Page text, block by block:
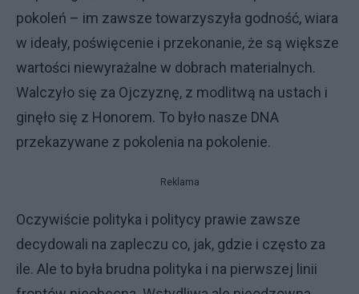
pokoleń – im zawsze towarzyszyła godność, wiara
w ideały, poświęcenie i przekonanie, że są większe
wartości niewyrażalne w dobrach materialnych.
Walczyło się za Ojczyznę, z modlitwą na ustach i
ginęło się z Honorem. To było nasze DNA
przekazywane z pokolenia na pokolenie.
Reklama
Oczywiście polityka i politycy prawie zawsze
decydowali na zapleczu co, jak, gdzie i często za
ile. Ale to była brudna polityka i na pierwszej linii